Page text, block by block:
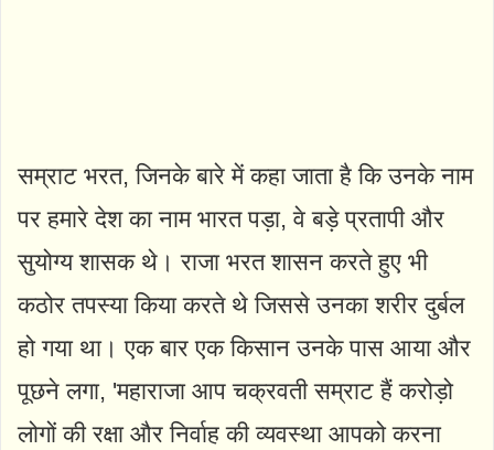
सम्राट भरत, जिनके बारे में कहा जाता है कि उनके नाम
पर हमारे देश का नाम भारत पड़ा, वे बड़े प्रतापी और
सुयोग्य शासक थे। राजा भरत शासन करते हुए भी
कठोर तपस्या किया करते थे जिससे उनका शरीर दुर्बल
हो गया था। एक बार एक किसान उनके पास आया और
पूछने लगा, 'महाराजा आप चक्रवती सम्राट हैं करोड़ो
लोगों की रक्षा और निर्वाह की व्यवस्था आपको करना